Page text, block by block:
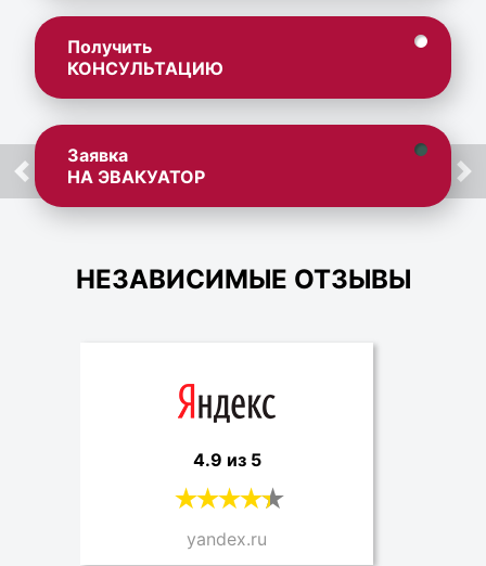
Получить
КОНСУЛЬТАЦИЮ
Заявка
НА ЭВАКУАТОР
НЕЗАВИСИМЫЕ ОТЗЫВЫ
4.9 из 5
yandex.ru